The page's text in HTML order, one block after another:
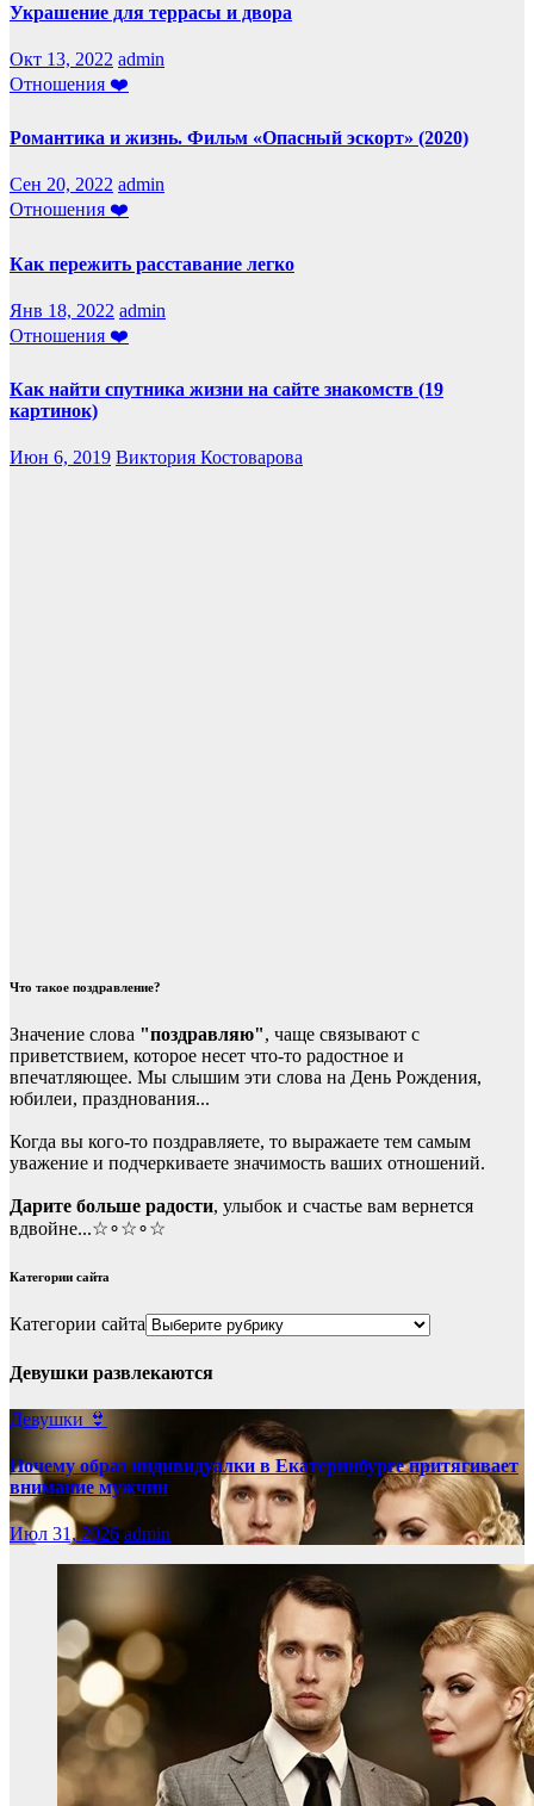
Украшение для террасы и двора
Окт 13, 2022 admin
Отношения ❤️
Романтика и жизнь. Фильм «Опасный эскорт» (2020)
Сен 20, 2022 admin
Отношения ❤️
Как пережить расставание легко
Янв 18, 2022 admin
Отношения ❤️
Как найти спутника жизни на сайте знакомств (19
картинок)
Июн 6, 2019 Виктория Костоварова
Что такое поздравление?
Значение слова "поздравляю", чаще связывают с
приветствием, которое несет что-то радостное и
впечатляющее. Мы слышим эти слова на День Рождения,
юбилеи, празднования...
Когда вы кого-то поздравляете, то выражаете тем самым
уважение и подчеркиваете значимость ваших отношений.
Дарите больше радости, улыбок и счастье вам вернется
вдвойне...☆∘☆∘☆
Категории сайта
Категории сайта
Девушки развлекаются
Девушки 👙
Почему образ индивидуалки в Екатеринбурге притягивает
внимание мужчин
Июл 31, 2026 admin